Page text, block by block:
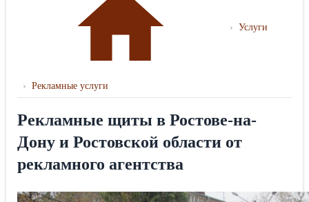
› Услуги
› Рекламные услуги
Рекламные щиты в Ростове-на-
Дону и Ростовской области от
рекламного агентства